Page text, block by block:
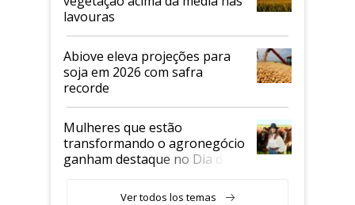
lavouras
Abiove eleva projeções para
soja em 2026 com safra
recorde
Mulheres que estão
transformando o agronegócio
ganham destaque no Dia do
Ver todos los temas